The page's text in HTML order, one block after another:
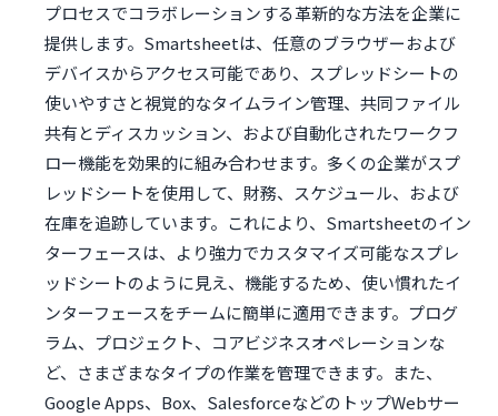
プロセスでコラボレーションする革新的な方法を企業に
提供します。Smartsheetは、任意のブラウザーおよび
デバイスからアクセス可能であり、スプレッドシートの
使いやすさと視覚的なタイムライン管理、共同ファイル
共有とディスカッション、および自動化されたワークフ
ロー機能を効果的に組み合わせます。多くの企業がスプ
レッドシートを使用して、財務、スケジュール、および
在庫を追跡しています。これにより、Smartsheetのイン
ターフェースは、より強力でカスタマイズ可能なスプレ
ッドシートのように見え、機能するため、使い慣れたイ
ンターフェースをチームに簡単に適用できます。プログ
ラム、プロジェクト、コアビジネスオペレーションな
ど、さまざまなタイプの作業を管理できます。また、
Google Apps、Box、SalesforceなどのトップWebサー